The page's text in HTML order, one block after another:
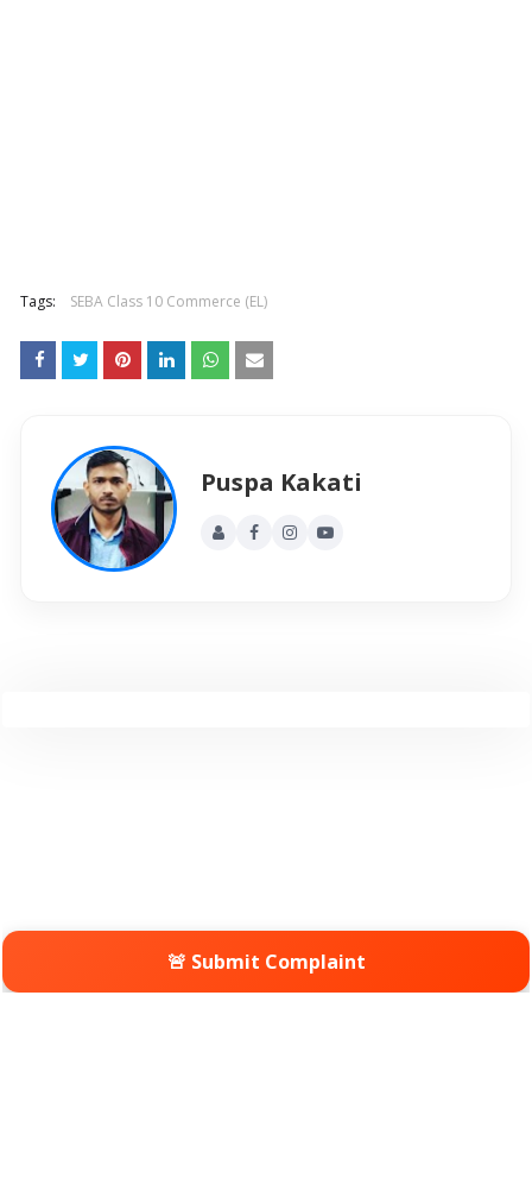
Tags: SEBA Class 10 Commerce (EL)
Puspa Kakati
🚨 Submit Complaint